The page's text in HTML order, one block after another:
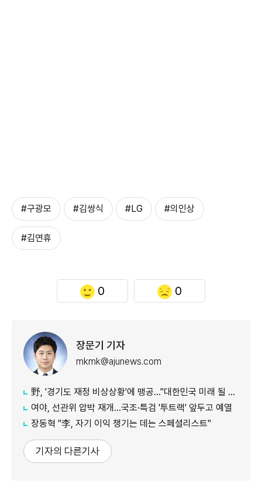
#구광모 #김쌍식 #LG #의인상
#김연휴
0 0
장문기 기자
mkmk@ajunews.com
野, '경기도 재정 비상상황'에 맹공…"대한민국 미래 될 수도"
여야, 선관위 압박 재개…국조·특검 '투트랙' 앞두고 예열
장동혁 "李, 자기 이익 챙기는 데는 스페셜리스트"
기자의 다른기사